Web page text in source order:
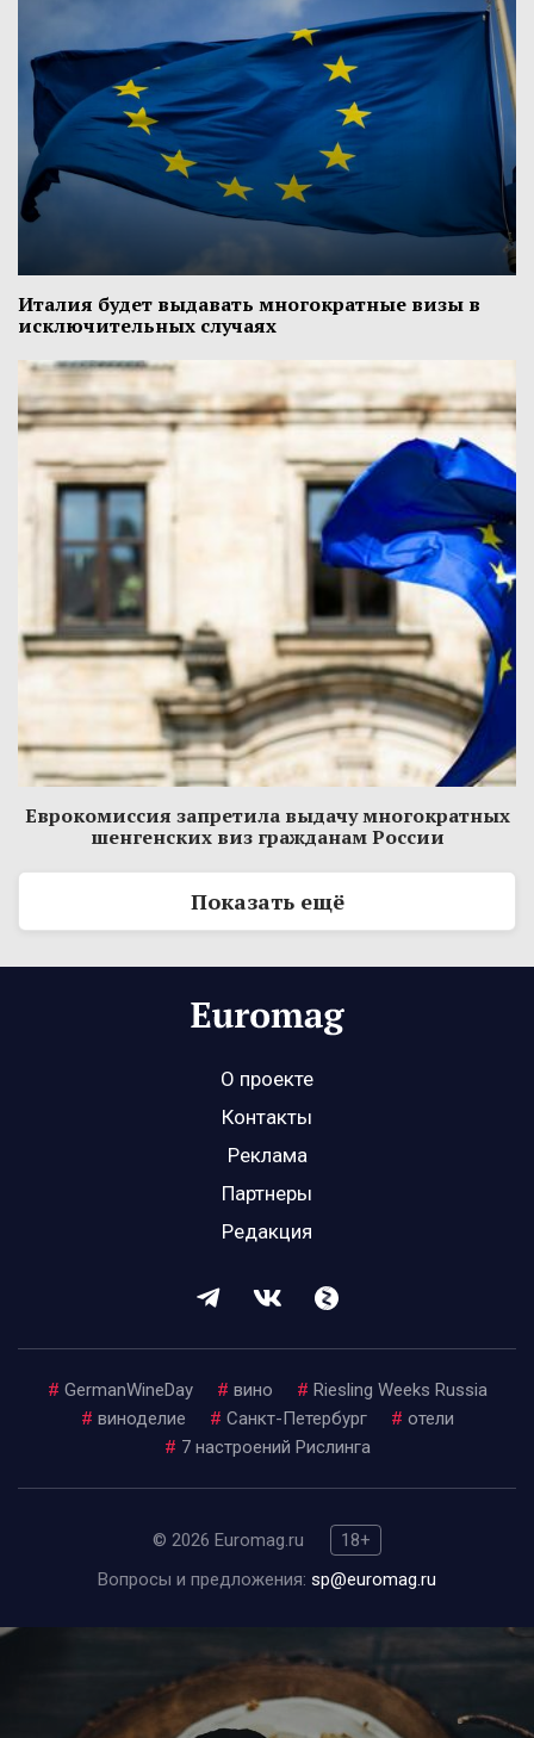
Италия будет выдавать многократные визы в
исключительных случаях
Еврокомиссия запретила выдачу многократных
шенгенских виз гражданам России
Показать ещё
О проекте
Контакты
Реклама
Партнеры
Редакция
# GermanWineDay # вино # Riesling Weeks Russia
# виноделие # Санкт-Петербург # отели
# 7 настроений Рислинга
© 2026 Euromag.ru
18+
Вопросы и предложения: sp@euromag.ru